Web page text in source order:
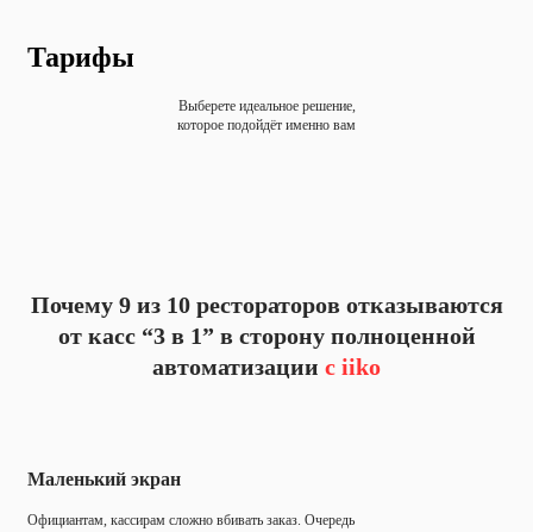
Тарифы
Выберете идеальное решение,
которое подойдёт именно вам
Почему 9 из 10 рестораторов отказываются
от касс “3 в 1” в сторону полноценной
автоматизации с iiko
Маленький экран
Официантам, кассирам сложно вбивать заказ. Очередь